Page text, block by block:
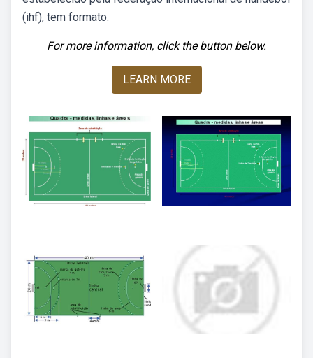
(ihf), tem formato.
For more information, click the button below.
LEARN MORE